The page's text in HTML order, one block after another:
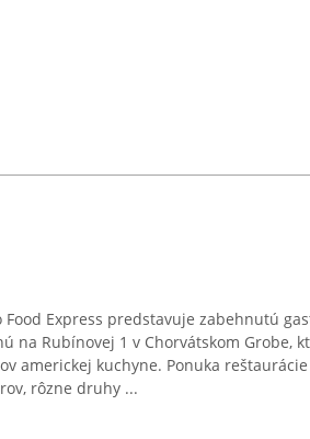
Food Express predstavuje zabehnutú
na Rubínovej 1 v Chorvátskom Grobe,
americkej kuchyne. Ponuka
rôzne druhy ...